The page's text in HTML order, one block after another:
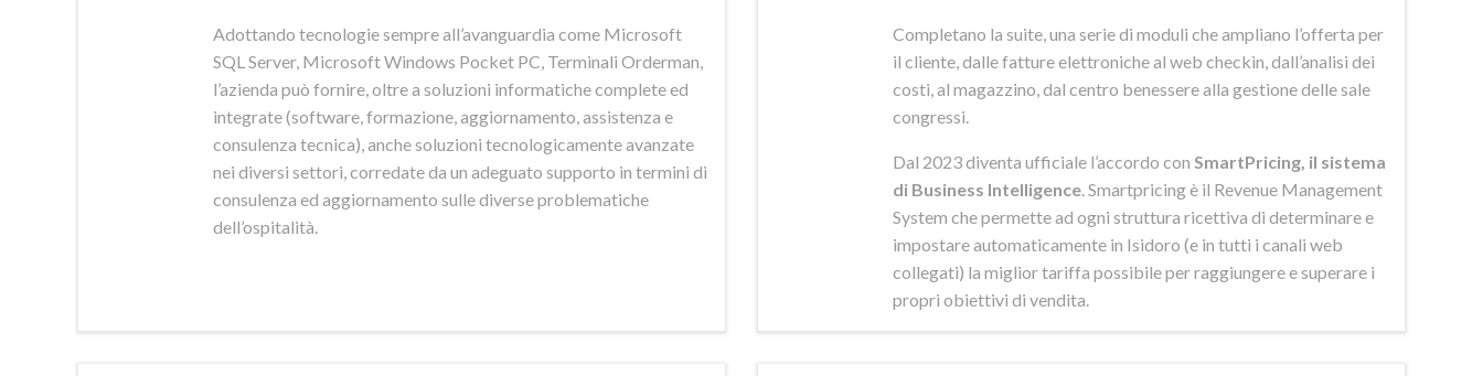
Adottando tecnologie sempre all’avanguardia come Microsoft
SQL Server, Microsoft Windows Pocket PC, Terminali Orderman,
l’azienda può fornire, oltre a soluzioni informatiche complete ed
integrate (software, formazione, aggiornamento, assistenza e
consulenza tecnica), anche soluzioni tecnologicamente avanzate
nei diversi settori, corredate da un adeguato supporto in termini di
consulenza ed aggiornamento sulle diverse problematiche
dell’ospitalità.
Completano la suite, una serie di moduli che ampliano l’offerta per
il cliente, dalle fatture elettroniche al web checkin, dall’analisi dei
costi, al magazzino, dal centro benessere alla gestione delle sale
congressi.
Dal 2023 diventa ufficiale l’accordo con SmartPricing, il sistema
di Business Intelligence . Smartpricing è il Revenue Management
System che permette ad ogni struttura ricettiva di determinare e
impostare automaticamente in Isidoro (e in tutti i canali web
collegati) la miglior tariffa possibile per raggiungere e superare i
propri obiettivi di vendita.